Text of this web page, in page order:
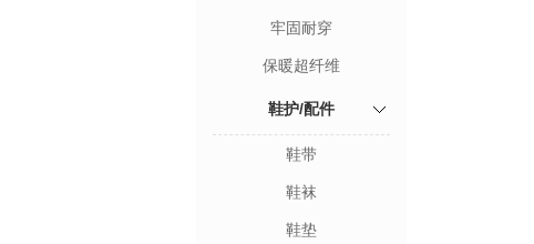
牢固耐穿
保暖超纤维
鞋护/配件
鞋带
鞋袜
鞋垫